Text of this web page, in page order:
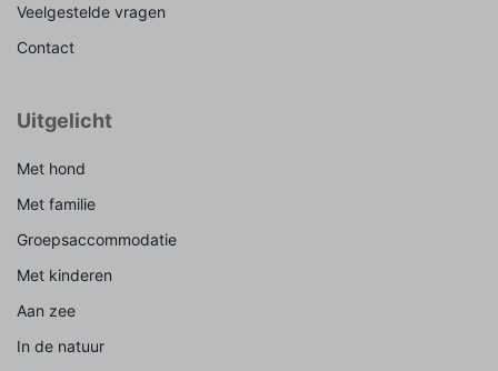
Veelgestelde vragen
Contact
Uitgelicht
Met hond
Met familie
Groepsaccommodatie
Met kinderen
Aan zee
In de natuur